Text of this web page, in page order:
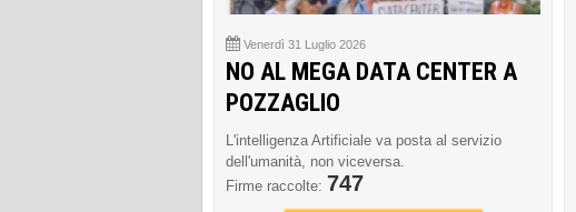
Venerdì 31 Luglio 2026
NO AL MEGA DATA CENTER A
POZZAGLIO
L'intelligenza Artificiale va posta al servizio
dell'umanità, non viceversa.
Firme raccolte: 747